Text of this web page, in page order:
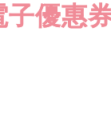
優惠